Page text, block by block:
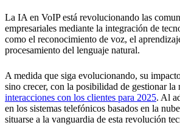
La IA en VoIP está revolucionando las
empresariales mediante la integración de
como el reconocimiento de voz, el
procesamiento del lenguaje natural.
A medida que siga evolucionando, su
sino crecer, con la posibilidad de gestionar la
interacciones con los clientes para 2025. Al
en los sistemas telefónicos basados en la
situarse a la vanguardia de esta revolución